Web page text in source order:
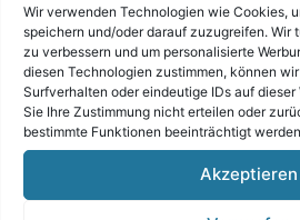
Wir verwenden Technologien wie Cookies,
speichern und/oder darauf zuzugreifen. Wir
zu verbessern und um personalisierte
diesen Technologien zustimmen, können
Surfverhalten oder eindeutige IDs auf dieser
Sie Ihre Zustimmung nicht erteilen oder
bestimmte Funktionen beeinträchtigt
Akzeptieren